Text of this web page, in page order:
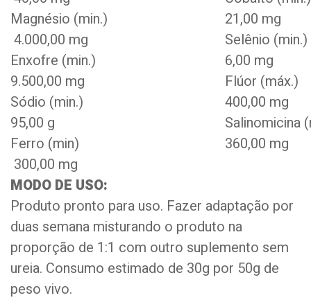
Magnésio (min.)
4.000,00 mg
Enxofre (min.)
9.500,00 mg
Sódio (min.)
95,00 g
Ferro (min)
300,00 mg
21,00 mg
6,00 mg
Flúor
400,00 mg
360,00 mg
MODO DE USO:
Produto pronto para uso. Fazer adaptação por
duas semana misturando o produto na
proporção de 1:1 com outro suplemento sem
ureia. Consumo estimado de 30g por 50g de
peso vivo.